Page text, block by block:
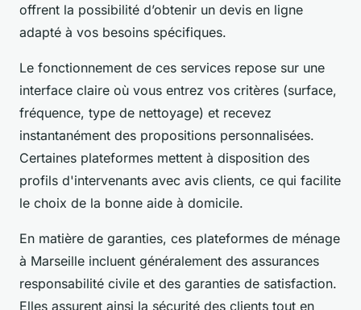
offrent la possibilité d’obtenir un devis en ligne
adapté à vos besoins spécifiques.
Le fonctionnement de ces services repose sur une
interface claire où vous entrez vos critères (surface,
fréquence, type de nettoyage) et recevez
instantanément des propositions personnalisées.
Certaines plateformes mettent à disposition des
profils d'intervenants avec avis clients, ce qui facilite
le choix de la bonne aide à domicile.
En matière de garanties, ces plateformes de ménage
à Marseille incluent généralement des assurances
responsabilité civile et des garanties de satisfaction.
Elles assurent ainsi la sécurité des clients tout en